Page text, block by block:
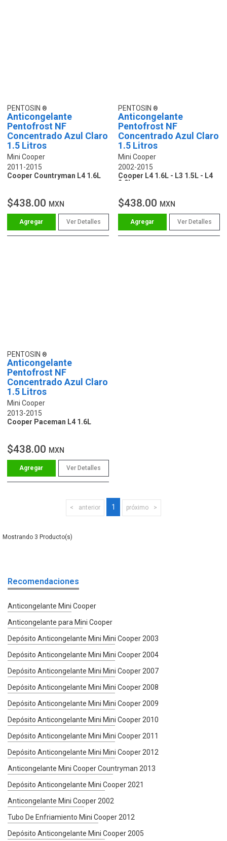
PENTOSIN
Anticongelante
Pentofrost NF
Concentrado Azul Claro
1.5 Litros
Mini Cooper
2011-2015
Cooper Countryman L4 1.6L
$438.00 MXN
Ver Detalles
PENTOSIN
Anticongelante
Pentofrost NF
Concentrado Azul Claro
1.5 Litros
Mini Cooper
2002-2015
Cooper L4 1.6L - L3 1.5L - L4
2.0L
$438.00 MXN
Ver Detalles
PENTOSIN
Anticongelante
Pentofrost NF
Concentrado Azul Claro
1.5 Litros
Mini Cooper
2013-2015
Cooper Paceman L4 1.6L
$438.00 MXN
Ver Detalles
anterior 1 próximo
3
Recomendaciones
Anticongelante Mini Cooper
Anticongelante para Mini Cooper
Depósito Anticongelante Mini Mini Cooper 2003
Depósito Anticongelante Mini Mini Cooper 2004
Depósito Anticongelante Mini Mini Cooper 2007
Depósito Anticongelante Mini Mini Cooper 2008
Depósito Anticongelante Mini Mini Cooper 2009
Depósito Anticongelante Mini Mini Cooper 2010
Depósito Anticongelante Mini Mini Cooper 2011
Depósito Anticongelante Mini Mini Cooper 2012
Anticongelante Mini Cooper Countryman 2013
Depósito Anticongelante Mini Cooper 2021
Anticongelante Mini Cooper 2002
Tubo De Enfriamiento Mini Cooper 2012
Depósito Anticongelante Mini Cooper 2005